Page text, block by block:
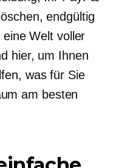
endgültig
Welt voller
hier, um Ihnen
was für Sie
am besten